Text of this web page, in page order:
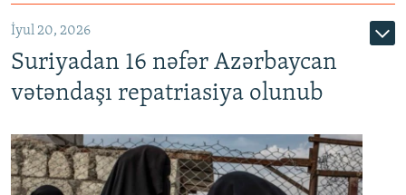
Auto
İyul 20, 2026
Suriyadan 16 nəfər Azərbaycan
vətəndaşı repatriasiya olunub